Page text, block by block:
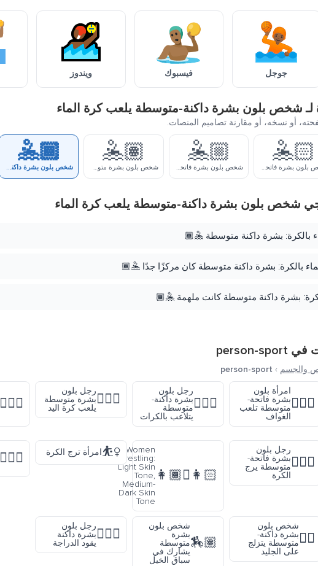
جوجل فيسبوك ويندوز
لـ شخص بلون بشرة داكنة-متوسطة يلعب كرة الماء
أو نسخه، أو مقارنة تصاميم المنصات.
🤽🏻
شخص بلون بشرة فاتحة يلعب كرة الماء
🤽🏼
شخص بلون بشرة فاتحة-متوسطة يلعب كرة الماء
🤽🏽
شخص بلون بشرة متوسطة يلعب كرة الماء
🤽🏾
شخص بلون بشرة داكنة-متوسطة يلعب كرة الماء
شخص بلون بشرة داكنة-متوسطة يلعب كرة الماء
بشرة داكنة متوسطة 🤽🏾
بالكرة: بشرة داكنة متوسطة كان مركزًا جدًا 🤽🏾
بشرة داكنة متوسطة كانت ملهمة 🤽🏾
في person-sport
والجسم ›
person-sport
🏌🏼‍♀️
امرأة بلون
بشرة فاتحة-
متوسطة تلعب
الغواف
🤹🏾‍♂️
رجل بلون
بشرة داكنة-
متوسطة
يتلاعب بالكرات
🤾🏽‍♂️
رجل بلون
بشرة متوسطة
يلعب كرة اليد
🤽🏼‍♀️
⛹🏼‍♂️
رجل بلون
بشرة فاتحة-
متوسطة يرج
الكرة
👩🏻‍🫯‍👩🏾
Women
Wrestling:
Light Skin
Tone,
Medium-
Dark Skin
Tone
⛹️‍♀️امرأة ترج الكرة 🤹🏽‍♀️
🏂🏾
شخص بلون
بشرة داكنة-
متوسطة يتزلج
على الجليد
🏇🏽
شخص بلون
بشرة
متوسطة
يشارك في
سباق الخيل
🚴🏿‍♂️
رجل بلون
بشرة داكنة
يقود الدراجة